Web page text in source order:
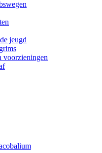
jeugd
voorzieningen